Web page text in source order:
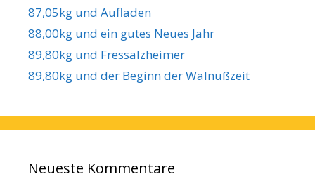
87,05kg und Aufladen
88,00kg und ein gutes Neues Jahr
89,80kg und Fressalzheimer
89,80kg und der Beginn der Walnußzeit
Neueste Kommentare